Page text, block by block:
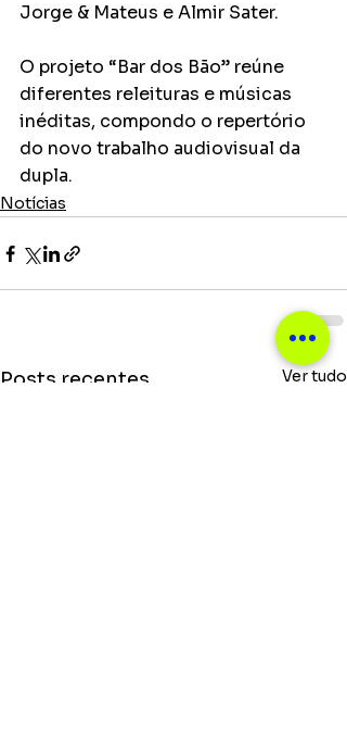
Jorge & Mateus e Almir Sater.
O projeto “Bar dos Bão” reúne
diferentes releituras e músicas
inéditas, compondo o repertório
do novo trabalho audiovisual da
dupla.
Notícias
Posts recentes Ver tudo